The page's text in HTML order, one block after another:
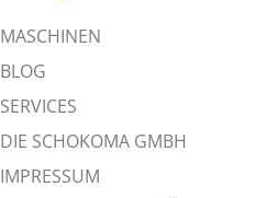
MASCHINEN
BLOG
SERVICES
DIE SCHOKOMA GMBH
IMPRESSUM